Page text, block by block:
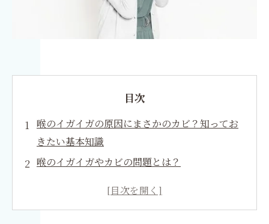
目次
喉のイガイガの原因にまさかのカビ？知ってお
きたい基本知識
喉のイガイガやカビの問題とは？